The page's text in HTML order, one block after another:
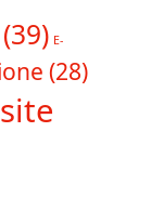
(39) E-
(28)